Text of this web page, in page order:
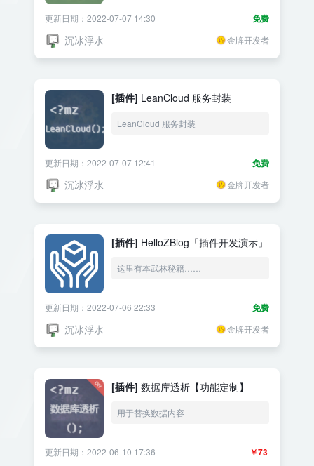
免费
更新日期：2022-07-07 14:30
沉冰浮水 金牌开发者
[插件] LeanCloud 服务封装
LeanCloud 服务封装
免费
更新日期：2022-07-07 12:41
沉冰浮水 金牌开发者
[插件] HelloZBlog「插件开发演示」
这里有本武林秘籍……
免费
更新日期：2022-07-06 22:33
沉冰浮水 金牌开发者
[插件] 数据库透析【功能定制】
用于替换数据内容
￥73
更新日期：2022-06-10 17:36